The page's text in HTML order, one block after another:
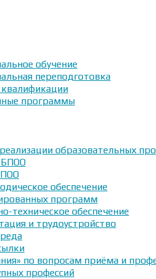
обучение
переподготовка
программы
образовательных
обеспечение
программ
техническое обеспечение
и трудоустройство
по вопросам приёма и
профессий